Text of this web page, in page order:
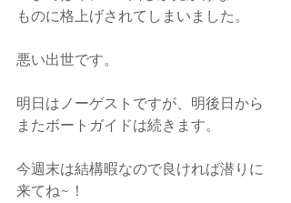
ものに格上げされてしまいました。
悪い出世です。
明日はノーゲストですが、明後日から
またボートガイドは続きます。
今週末は結構暇なので良ければ潜りに
来てね~！